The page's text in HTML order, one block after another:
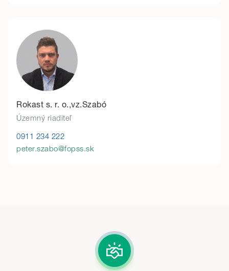
Rokast s. r. o.,vz.Szabó
Územný riaditeľ
0911 234 222
peter.szabo@fopss.sk